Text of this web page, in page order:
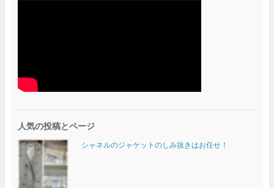
人気の投稿とページ
シャネルのジャケットのしみ抜きはお任せ！